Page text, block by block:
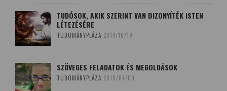
TUDÓSOK, AKIK SZERINT VAN BIZONYÍTÉK ISTEN
LÉTEZÉSÉRE
TUDOMÁNYPLÁZA 2014/10/19
SZÖVEGES FELADATOK ÉS MEGOLDÁSOK
TUDOMÁNYPLÁZA 2019/04/09